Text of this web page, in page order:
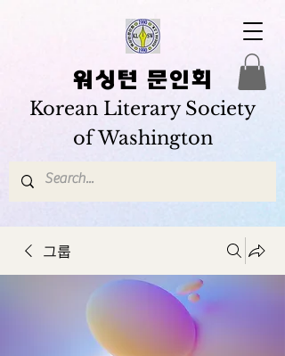
워싱턴 문인회
Korean Literary Society
of Washington
그룹